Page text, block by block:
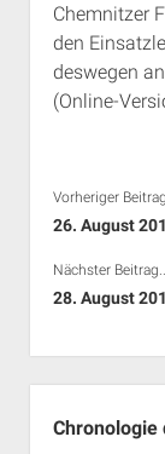
Chemnitzer
den
deswegen
(Online-
Vorheriger
26. August
Nächster Beitrag...
28. August
Chronologie